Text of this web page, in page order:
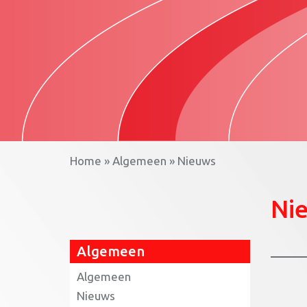
Home » Algemeen » Nieuws
Algemeen
Algemeen
Nieuws